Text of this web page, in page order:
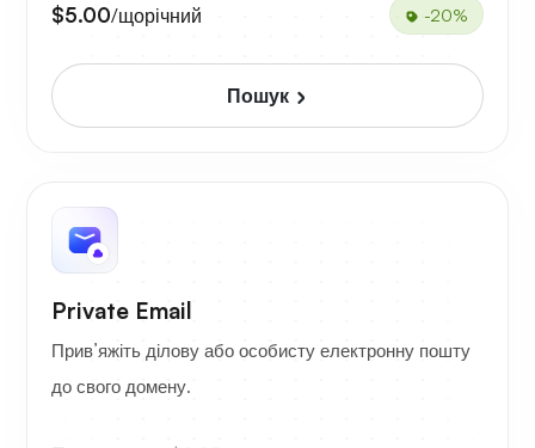
$5.00/щорічний -20%
Пошук
Private Email
Прив’яжіть ділову або особисту електронну пошту
до свого домену.